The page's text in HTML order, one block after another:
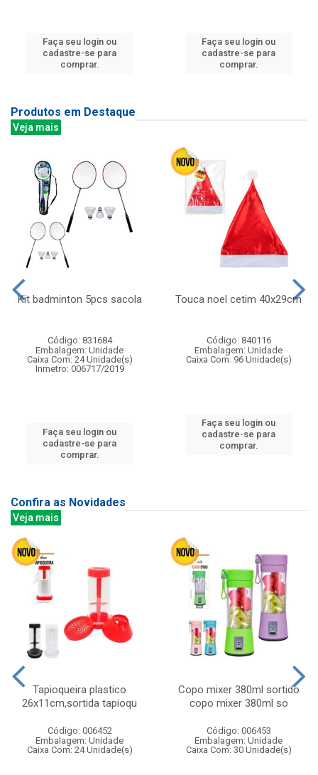
Faça seu login ou
cadastre-se para
comprar.
Faça seu login ou
cadastre-se para
comprar.
Produtos em Destaque
Veja mais
Kit badminton 5pcs sacola
Código: 831684
Embalagem: Unidade
Caixa Com: 24 Unidade(s)
Inmetro: 006717/2019
Faça seu login ou
cadastre-se para
comprar.
Touca noel cetim 40x29cm
Código: 840116
Embalagem: Unidade
Caixa Com: 96 Unidade(s)
Faça seu login ou
cadastre-se para
comprar.
Confira as Novidades
Veja mais
Tapioqueira plastico
26x11cm,sortida tapioqu
Código: 006452
Embalagem: Unidade
Caixa Com: 24 Unidade(s)
Copo mixer 380ml sortido
copo mixer 380ml so
Código: 006453
Embalagem: Unidade
Caixa Com: 30 Unidade(s)